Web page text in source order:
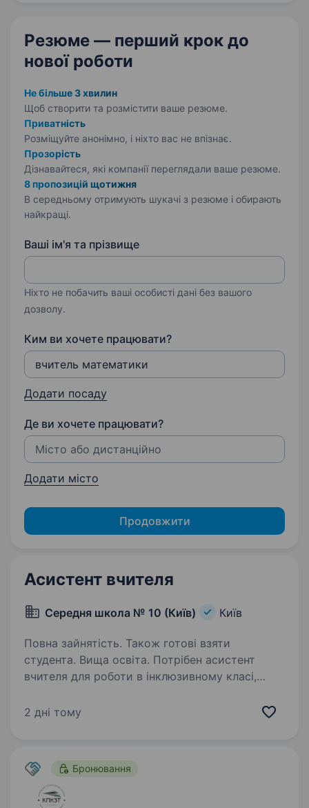
Резюме — перший крок до
нової роботи
Не більше 3 хвилин
Щоб створити та розмістити ваше резюме.
Приватність
Розміщуйте анонімно, і ніхто вас не впізнає.
Прозорість
Дізнавайтеся, які компанії переглядали ваше резюме.
8 пропозицій щотижня
В середньому отримують шукачі з резюме і обирають
найкращі.
Ваші ім'я та прізвище
Ніхто не побачить ваші особисті дані без вашого
дозволу.
Ким ви хочете працювати?
Додати посаду
Де ви хочете працювати?
Додати місто
Продовжити
Асистент вчителя
Середня школа № 10 (Київ) Київ
Повна зайнятість. Також готові взяти
студента. Вища освіта. Потрібен асистент
вчителя для роботи в інклюзивному класі,
доантаження годинами математики 5 класі.
2 дні тому
Бронювання